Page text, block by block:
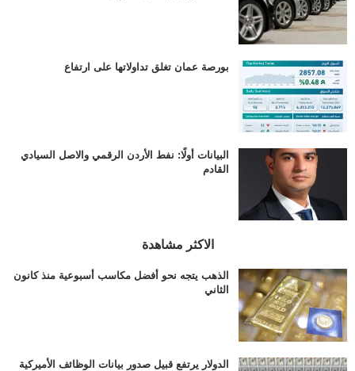
بورصة عمان تغلق تداولاتها على ارتفاع
البيانات أولًا: نفط الأردن الرقمي والاصل السيادي
القادم
الاكثر مشاهدة
الذهب يتجه نحو أفضل مكاسب أسبوعية منذ كانون
الثاني
الدولار يرتفع قبيل صدور بيانات الوظائف الأميركية